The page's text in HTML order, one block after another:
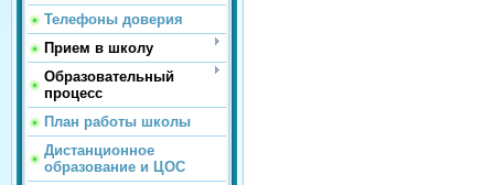
Телефоны доверия
Прием в школу
Образовательный
процесс
План работы школы
Дистанционное
образование и ЦОС